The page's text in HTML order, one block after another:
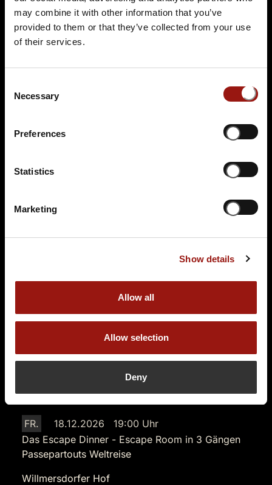
may combine it with other information that you’ve
provided to them or that they’ve collected from your use
of their services.
Selection
Necessary
Preferences
Statistics
Marketing
Show details
Allow all
Allow selection
Deny
Terminüberblick
FR.
27.11.2026 19:00 Uhr
03053 Cottbus-Willmersdorf
Auf der Karte anzeigen
Tickets kaufen
FR.
18.12.2026 19:00 Uhr
Das Escape Dinner - Escape Room in 3 Gängen
Passepartouts Weltreise
Willmersdorfer Hof